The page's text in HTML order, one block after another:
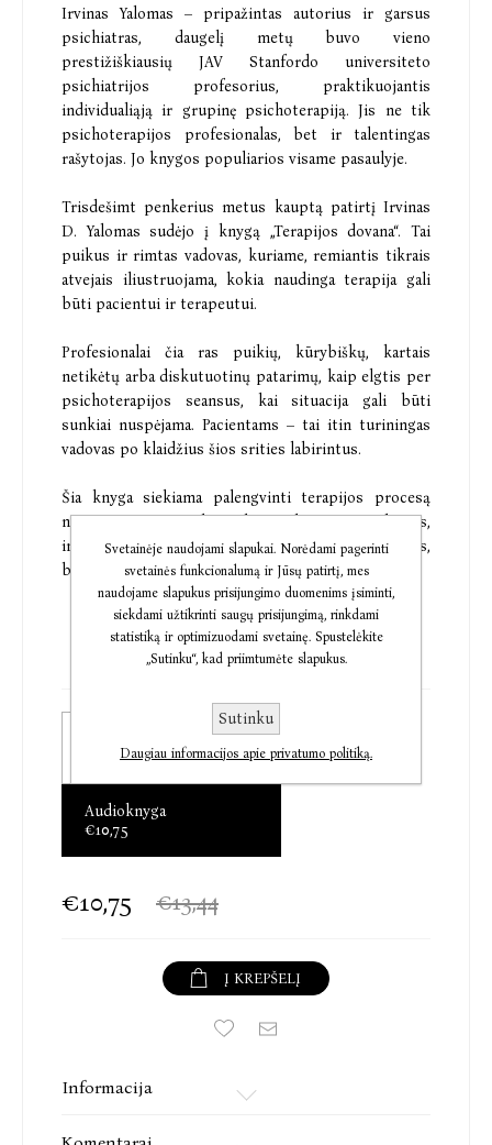
Irvinas Yalomas – pripažintas autorius ir garsus
psichiatras, daugelį metų buvo vieno
prestižiškiausių JAV Stanfordo universiteto
psichiatrijos profesorius, praktikuojantis
individualiąją ir grupinę psichoterapiją. Jis ne tik
psichoterapijos profesionalas, bet ir talentingas
rašytojas. Jo knygos populiarios visame pasaulyje.
Trisdešimt penkerius metus kauptą patirtį Irvinas
D. Yalomas sudėjo į knygą „Terapijos dovana“. Tai
puikus ir rimtas vadovas, kuriame, remiantis tikrais
atvejais iliustruojama, kokia naudinga terapija gali
būti pacientui ir terapeutui.
Profesionalai čia ras puikių, kūrybiškų, kartais
netikėtų arba diskutuotinų patarimų, kaip elgtis per
psichoterapijos seansus, kai situacija gali būti
sunkiai nuspėjama. Pacientams – tai itin turiningas
vadovas po klaidžius šios srities labirintus.
Šia knyga siekiama palengvinti terapijos procesą
naujai pacientų ir konsultantų kartai. Tai įdomus,
informatyvus ir įžvalgus skaitinys visiems,
besidomintiems asmeniniu tobulėjimu.
€10,26
Audioknyga
€10,75
€10,75 €13,44
Į KREPŠELĮ
Informacija
Svetainėje naudojami slapukai. Norėdami pagerinti
svetainės funkcionalumą ir Jūsų patirtį, mes
naudojame slapukus prisijungimo duomenims įsiminti,
siekdami užtikrinti saugų prisijungimą, rinkdami
statistiką ir optimizuodami svetainę. Spustelėkite
„Sutinku“, kad priimtumėte slapukus.
Sutinku
Daugiau informacijos apie privatumo politiką.